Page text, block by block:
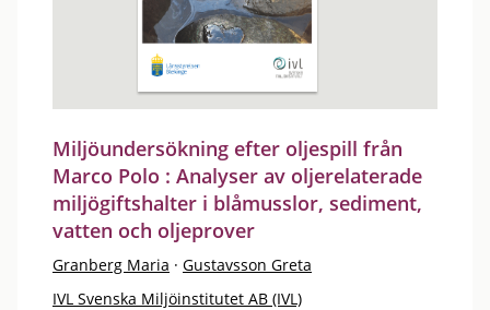
Miljöundersökning efter oljespill från
Marco Polo : Analyser av oljerelaterade
miljögiftshalter i blåmusslor, sediment,
vatten och oljeprover
Granberg Maria · Gustavsson Greta
IVL Svenska Miljöinstitutet AB (IVL)